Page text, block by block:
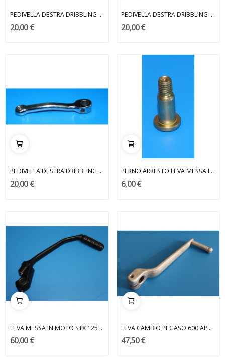
PEDIVELLA DESTRA DRIBBLING MALAGUTI
20,00 €
PEDIVELLA DESTRA DRIBBLING MALAGUTI
20,00 €
PEDIVELLA DESTRA DRIBBLING MALAGUTI
20,00 €
PERNO ARRESTO LEVA MESSA IN MOTO GRIZZLY MALAGUTI
6,00 €
LEVA MESSA IN MOTO STX 125 APRILIA
60,00 €
LEVA CAMBIO PEGASO 600 APRILIA
47,50 €